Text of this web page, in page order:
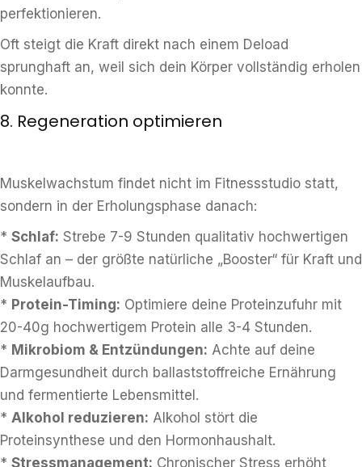
perfektionieren.
Oft steigt die Kraft direkt nach einem Deload
sprunghaft an, weil sich dein Körper vollständig erholen
konnte.
8. Regeneration optimieren
Muskelwachstum findet nicht im Fitnessstudio statt,
sondern in der Erholungsphase danach:
* Schlaf: Strebe 7-9 Stunden qualitativ hochwertigen
Schlaf an – der größte natürliche „Booster“ für Kraft und
Muskelaufbau.
* Protein-Timing: Optimiere deine Proteinzufuhr mit
20-40g hochwertigem Protein alle 3-4 Stunden.
* Mikrobiom & Entzündungen: Achte auf deine
Darmgesundheit durch ballaststoffreiche Ernährung
und fermentierte Lebensmittel.
* Alkohol reduzieren: Alkohol stört die
Proteinsynthese und den Hormonhaushalt.
* Stressmanagement: Chronischer Stress erhöht